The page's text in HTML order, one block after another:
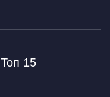
Топ 15